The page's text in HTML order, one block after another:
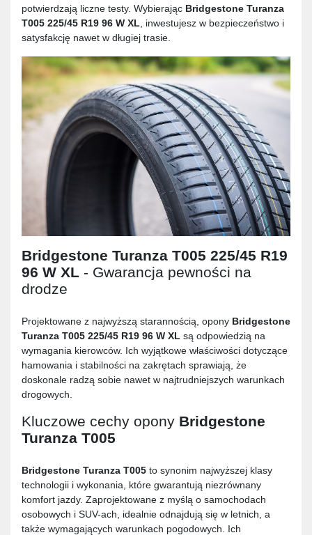
potwierdzają liczne testy. Wybierając Bridgestone Turanza
T005 225/45 R19 96 W XL, inwestujesz w bezpieczeństwo i
satysfakcję nawet w długiej trasie.
Bridgestone Turanza T005 225/45 R19
96 W XL - Gwarancja pewności na
drodze
Projektowane z najwyższą starannością, opony Bridgestone
Turanza T005 225/45 R19 96 W XL są odpowiedzią na
wymagania kierowców. Ich wyjątkowe właściwości dotyczące
hamowania i stabilności na zakrętach sprawiają, że
doskonale radzą sobie nawet w najtrudniejszych warunkach
drogowych.
Kluczowe cechy opony Bridgestone
Turanza T005
Bridgestone Turanza T005 to synonim najwyższej klasy
technologii i wykonania, które gwarantują niezrównany
komfort jazdy. Zaprojektowane z myślą o samochodach
osobowych i SUV-ach, idealnie odnajdują się w letnich, a
także wymagających warunkach pogodowych. Ich